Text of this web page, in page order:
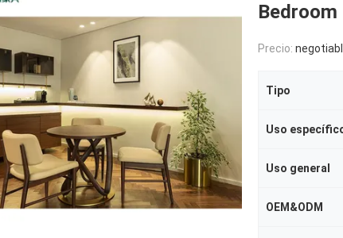
Precio:
Tipo
Uso
Uso general
OEM&ODM